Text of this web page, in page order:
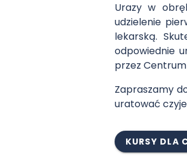
Urazy w
udzielenie
lekarską.
odpowiednie
przez
Zapraszamy
uratować
KURSY DLA